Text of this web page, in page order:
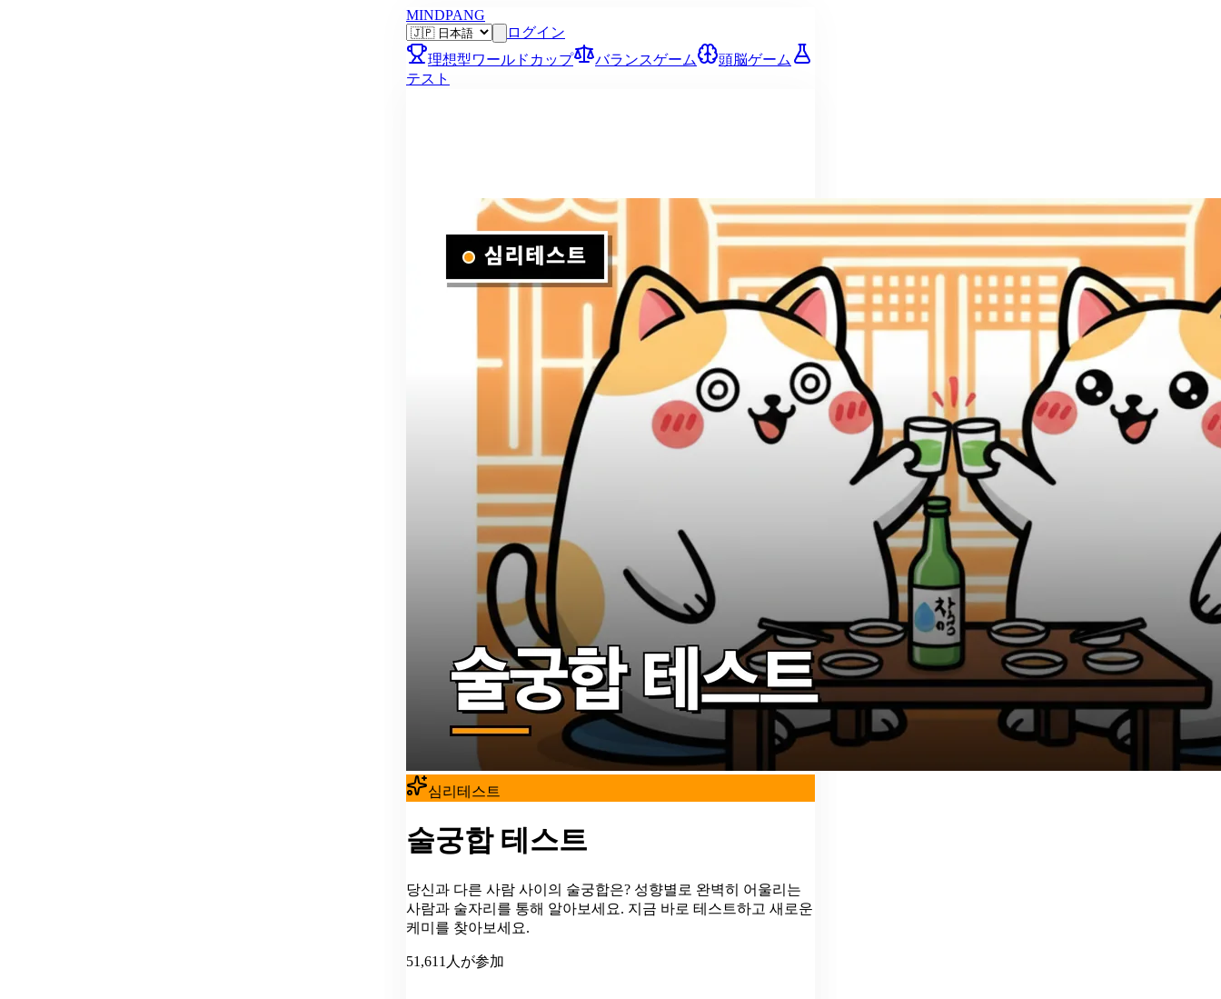
MINDPANG
ログイン
理想型ワールドカップ
バランスゲーム
頭脳ゲーム
テスト
심리테스트
술궁합 테스트
당신과 다른 사람 사이의 술궁합은? 성향별로 완벽히 어울리는
사람과 술자리를 통해 알아보세요. 지금 바로 테스트하고 새로운
케미를 찾아보세요.
51,611人が参加